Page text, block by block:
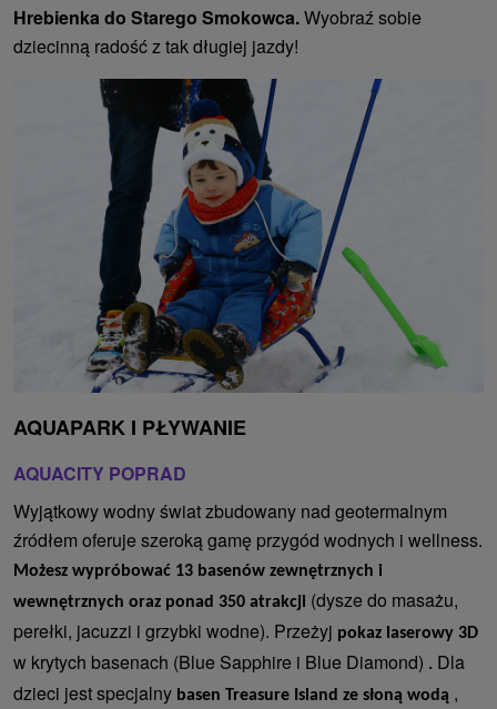
Hrebienka do Starego Smokowca.Wyobraź sobie
dziecinną radość z tak długiej jazdy!
AQUAPARK I PŁYWANIE
AQUACITY POPRAD
Wyjątkowy wodny świat zbudowany nad geotermalnym
źródłem oferuje szeroką gamę przygód wodnych i wellness.
Możesz wypróbować 13 basenów zewnętrznych i
wewnętrznych oraz ponad 350 atrakcji (dysze do masażu,
perełki, jacuzzi i grzybki wodne). Przeżyj pokaz laserowy 3D
w krytych basenach (Blue Sapphire i Blue Diamond) . Dla
dzieci jest specjalny basen Treasure Island ze słoną wodą ,